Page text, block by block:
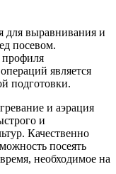
для выравнивания и
посевом.
профиля
является
подготовки.
и аэрация
и
Качественно
посеять
необходимое на